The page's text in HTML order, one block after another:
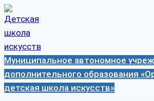
Перейти
к
содержимому
Муниципальное автономное
дополнительного образования
детская школа искусств»